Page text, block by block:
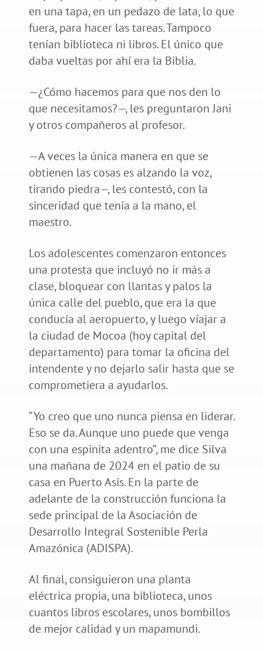
en una tapa, en un pedazo de lata, lo que
fuera, para hacer las tareas. Tampoco
tenían biblioteca ni libros. El único que
daba vueltas por ahí era la Biblia.
—¿Cómo hacemos para que nos den lo
que necesitamos?—, les preguntaron Jani
y otros compañeros al profesor.
—A veces la única manera en que se
obtienen las cosas es alzando la voz,
tirando piedra—, les contestó, con la
sinceridad que tenía a la mano, el
maestro.
Los adolescentes comenzaron entonces
una protesta que incluyó no ir más a
clase, bloquear con llantas y palos la
única calle del pueblo, que era la que
conducía al aeropuerto, y luego viajar a
la ciudad de Mocoa (hoy capital del
departamento) para tomar la oficina del
intendente y no dejarlo salir hasta que se
comprometiera a ayudarlos.
“Yo creo que uno nunca piensa en liderar.
Eso se da. Aunque uno puede que venga
con una espinita adentro”, me dice Silva
una mañana de 2024 en el patio de su
casa en Puerto Asís. En la parte de
adelante de la construcción funciona la
sede principal de la Asociación de
Desarrollo Integral Sostenible Perla
Amazónica (ADISPA).
Al final, consiguieron una planta
eléctrica propia, una biblioteca, unos
cuantos libros escolares, unos bombillos
de mejor calidad y un mapamundi.